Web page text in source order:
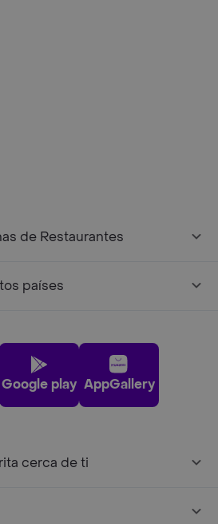
de Restaurantes
países
Google play AppGallery
cerca de ti